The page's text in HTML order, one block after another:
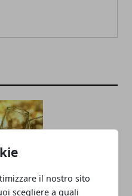
il nostro sito
scegliere a quali